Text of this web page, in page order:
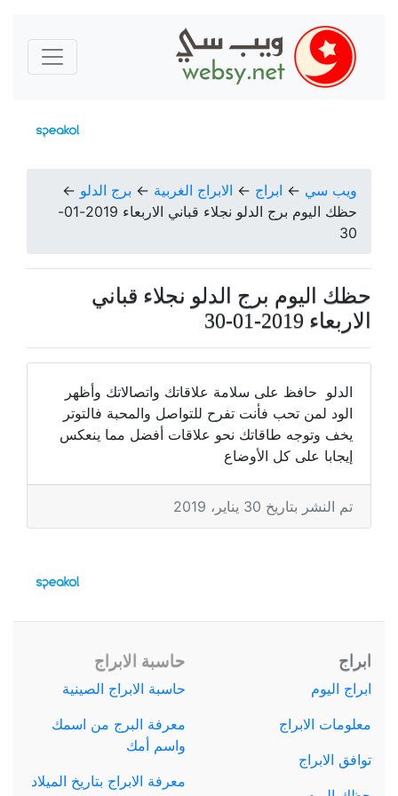
ويب سي ← ابراج ← الابراج الغربية ← برج الدلو ←
حظك اليوم برج الدلو نجلاء قباني الاربعاء 2019-01-
30
حظك اليوم برج الدلو نجلاء قباني
الاربعاء 2019-01-30
الدلو حافظ على سلامة علاقاتك واتصالاتك وأظهر
الود لمن تحب فأنت تفرح للتواصل والمحبة فالتوتر
يخف وتوجه طاقاتك نحو علاقات أفضل مما ينعكس
إيجابا على كل الأوضاع
تم النشر بتاريخ 30 يناير، 2019
ابراج
ابراج اليوم
معلومات الابراج
توافق الابراج
حاسبة الابراج
حاسبة الابراج الصينية
معرفة البرج من اسمك
واسم أمك
معرفة الابراج بتاريخ الميلاد